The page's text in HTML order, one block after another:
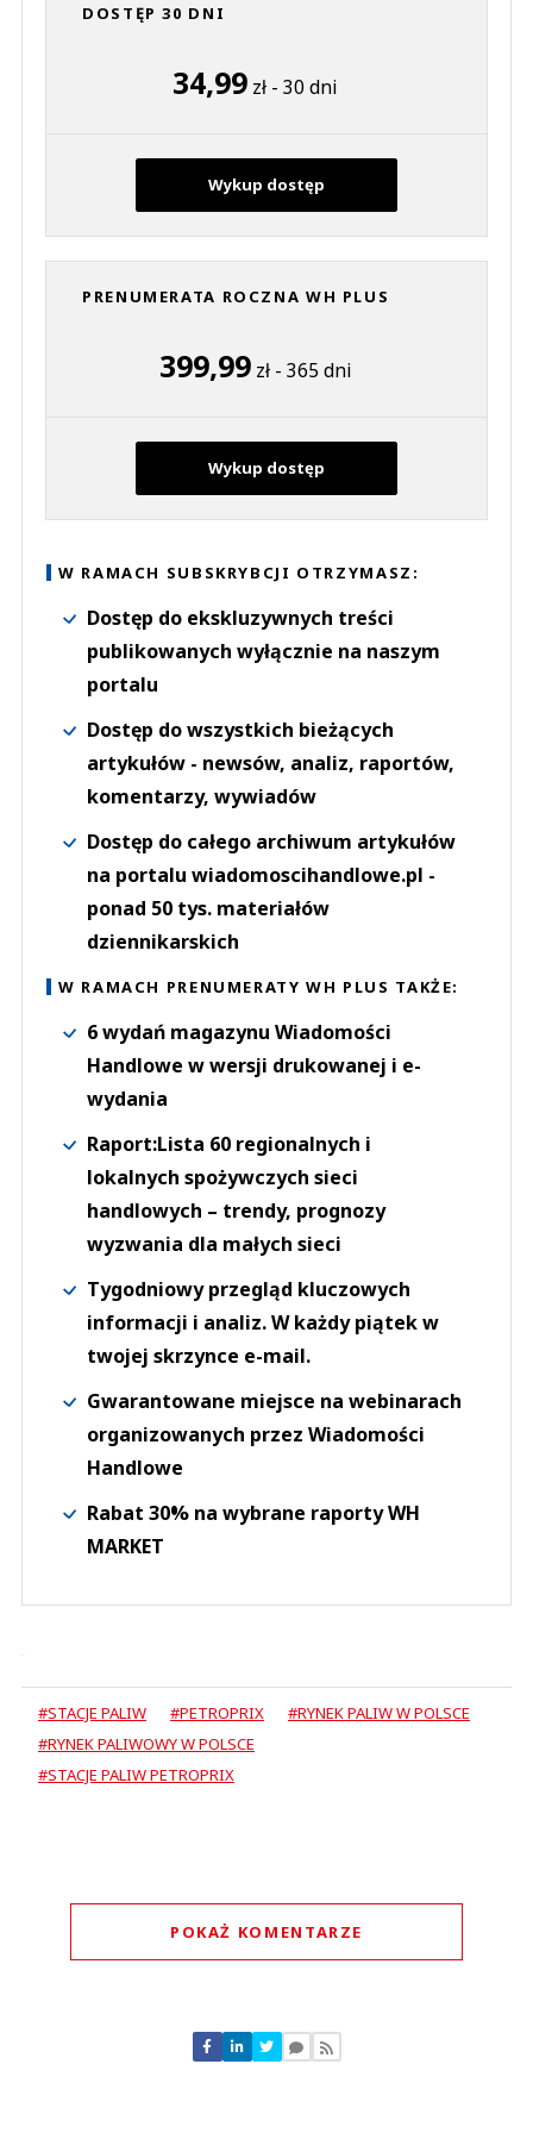
DOSTĘP 30 DNI
34,99 zł - 30 dni
Wykup dostęp
PRENUMERATA ROCZNA WH PLUS
399,99zł - 365 dni
Wykup dostęp
W RAMACH SUBSKRYBCJI OTRZYMASZ:
Dostęp do ekskluzywnych treści
publikowanych wyłącznie na naszym
portalu
Dostęp do wszystkich bieżących
artykułów - newsów, analiz, raportów,
komentarzy, wywiadów
Dostęp do całego archiwum artykułów
na portalu wiadomoscihandlowe.pl -
ponad 50 tys. materiałów
dziennikarskich
W RAMACH PRENUMERATY WH PLUS TAKŻE:
6 wydań magazynu Wiadomości
Handlowe w wersji drukowanej i e-
wydania
Raport:Lista 60 regionalnych i
lokalnych spożywczych sieci
handlowych – trendy, prognozy
wyzwania dla małych sieci
Tygodniowy przegląd kluczowych
informacji i analiz. W każdy piątek w
twojej skrzynce e-mail.
Gwarantowane miejsce na webinarach
organizowanych przez Wiadomości
Handlowe
Rabat 30% na wybrane raporty WH
MARKET
#STACJE PALIW #PETROPRIX
#RYNEK PALIW W POLSCE
#RYNEK PALIWOWY W POLSCE
#STACJE PALIW PETROPRIX
POKAŻ KOMENTARZE